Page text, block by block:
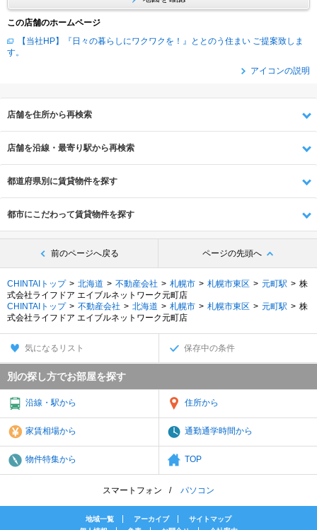
この店舗のホームページ
【当社HP】『日々の暮らしにワクワクを！』ととのう住まい ご提案致しま
す。
アイコンの説明
店舗を住所から再検索
店舗を沿線・最寄り駅から再検索
都道府県別に賃貸物件を探す
都市にこだわって賃貸物件を探す
前のページへ戻る ページの先頭へ
CHINTAIトップ 北海道 不動産会社 札幌市 札幌市東区 元町駅
株
式会社ライフドア エイブルネットワーク元町店
CHINTAIトップ
不動産会社 北海道 札幌市 札幌市東区 元町駅
株
式会社ライフドア エイブルネットワーク元町店
気になるリスト 保存中の条件
別の探し方でお部屋を探す
沿線・駅から 住所から
家賃相場から 通勤通学時間から
物件特集から TOP
スマートフォン パソコン
地域一覧 アーカイブ
サイトマップ